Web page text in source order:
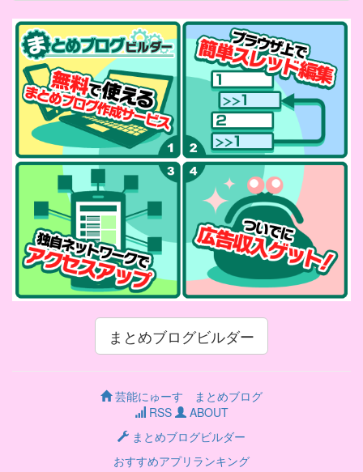
まとめブログビルダー
芸能にゅーす まとめブログ
RSS
ABOUT
まとめブログビルダー
おすすめアプリランキング